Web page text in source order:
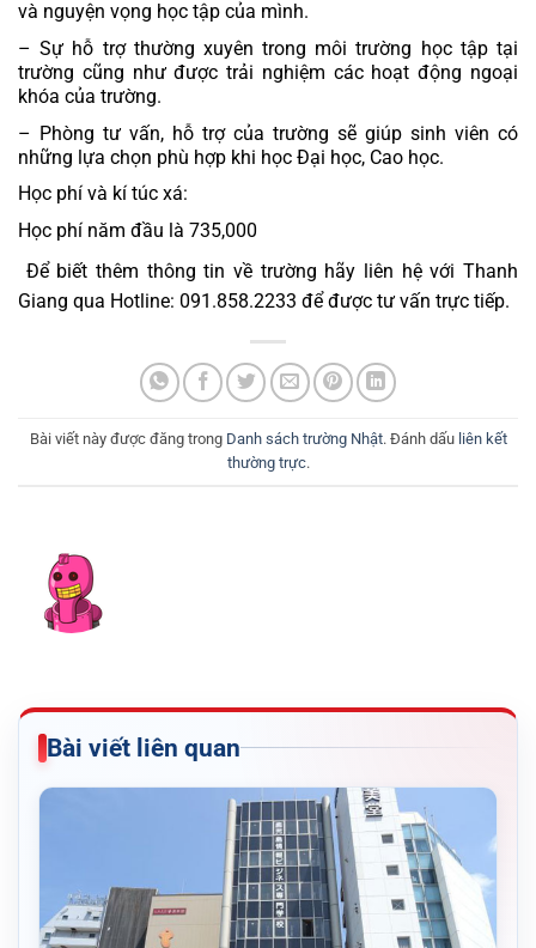
và nguyện vọng học tập của mình.
– Sự hỗ trợ thường xuyên trong môi trường học tập tại
trường cũng như được trải nghiệm các hoạt động ngoại
khóa của trường.
– Phòng tư vấn, hỗ trợ của trường sẽ giúp sinh viên có
những lựa chọn phù hợp khi học Đại học, Cao học.
Học phí và kí túc xá:
Học phí năm đầu là 735,000
Để biết thêm thông tin về trường hãy liên hệ với Thanh
Giang qua Hotline: 091.858.2233 để được tư vấn trực tiếp.
Bài viết này được đăng trong Danh sách trường Nhật. Đánh dấu liên kết
thường trực.
Bài viết liên quan